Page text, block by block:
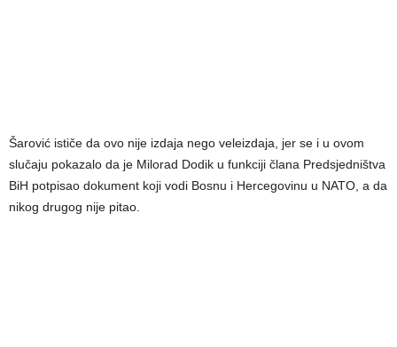
Šarović ističe da ovo nije izdaja nego veleizdaja, jer se i u ovom
slučaju pokazalo da je Milorad Dodik u funkciji člana Predsjedništva
BiH potpisao dokument koji vodi Bosnu i Hercegovinu u NATO, a da
nikog drugog nije pitao.